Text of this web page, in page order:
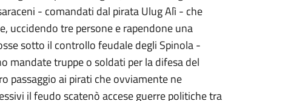
- comandati dal pirata Ulug Alì - che
uccidendo tre persone e rapendone una
sotto il controllo feudale degli Spinola -
mandate truppe o soldati per la difesa del
passaggio ai pirati che ovviamente ne
il feudo scatenò accese guerre politiche tra